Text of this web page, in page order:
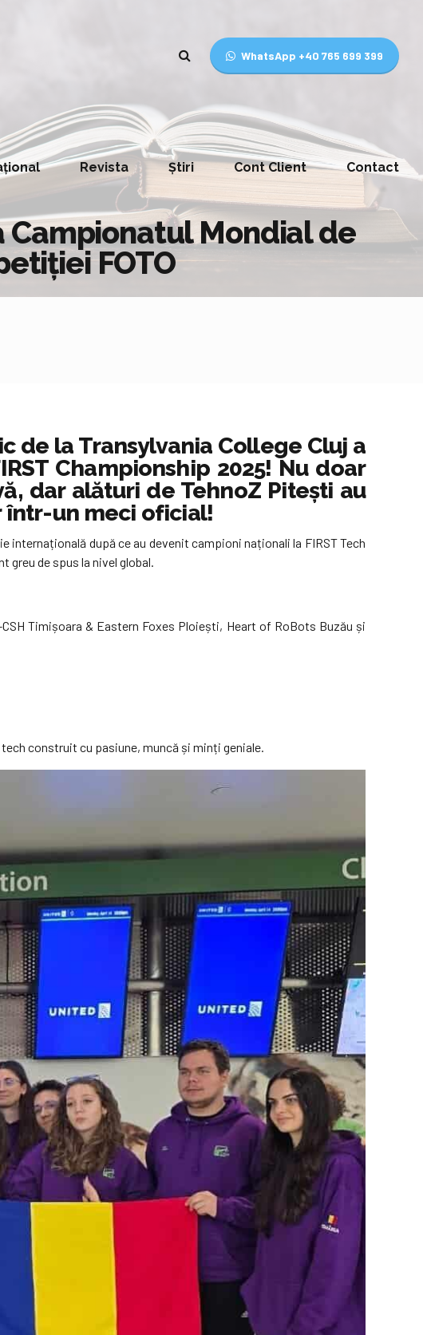
WhatsApp +40 765 699 399
Revista Știri Cont Client Contact
Mondial de
FOTO
de la Transylvania College Cluj a
Championship 2025! Nu doar
dar alături de TehnoZ Pitești au
într-un meci oficial!
după ce au devenit campioni naționali la FIRST Tech
de spus la nivel global.
Timișoara & Eastern Foxes Ploiești, Heart of RoBots Buzău și
construit cu pasiune, muncă și minți geniale.